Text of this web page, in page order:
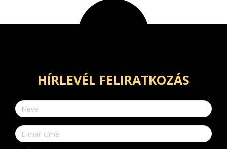
HÍRLEVÉL FELIRATKOZÁS